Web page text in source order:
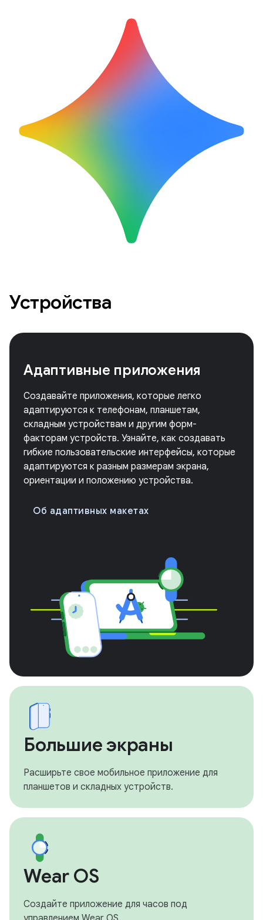
Устройства
Адаптивные приложения
Создавайте приложения, которые легко
адаптируются к телефонам, планшетам,
складным устройствам и другим форм-
факторам устройств. Узнайте, как создавать
гибкие пользовательские интерфейсы, которые
адаптируются к разным размерам экрана,
ориентации и положению устройства.
Об адаптивных макетах
Большие экраны
Расширьте свое мобильное приложение для
планшетов и складных устройств.
Wear OS
Создайте приложение для часов под